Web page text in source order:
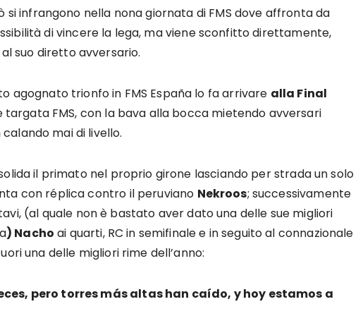
si infrangono nella nona giornata di FMS dove affronta da
di vincere la lega, ma viene sconfitto direttamente,
suo diretto avversario.
agognato trionfo in FMS España lo fa arrivare alla Final
targata FMS, con la bava alla bocca mietendo avversari
mai di livello.
il primato nel proprio girone lasciando per strada un solo
con réplica contro il peruviano Nekroos; successivamente
(al quale non è bastato aver dato una delle sue migliori
) Nacho ai quarti, RC in semifinale e in seguito al connazionale
una delle migliori rime dell’anno:
pero torres más altas han caído, y hoy estamos a